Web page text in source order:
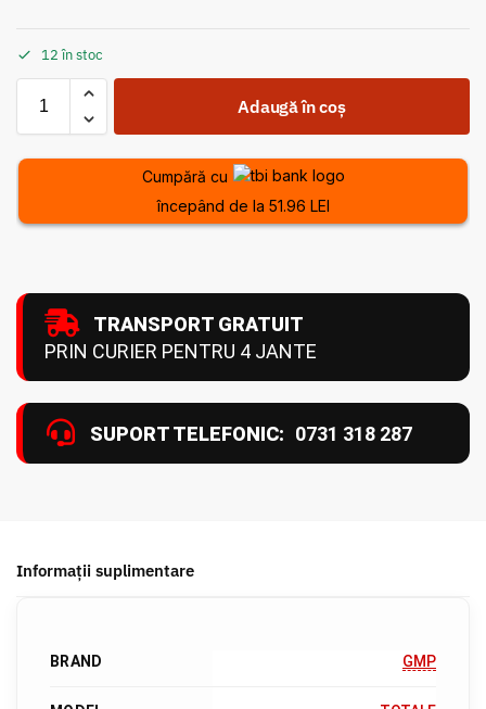
12 în stoc
Adaugă în coș
Cumpără cu
începând de la 51.96 LEI
TRANSPORT GRATUIT
PRIN CURIER PENTRU 4 JANTE
SUPORT TELEFONIC: 0731 318 287
Informații suplimentare
BRAND GMP